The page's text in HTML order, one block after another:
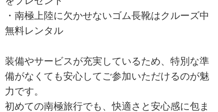
・南極上陸に欠かせないゴム長靴はクルーズ中
無料レンタル
装備やサービスが充実しているため、特別な準
備がなくても安心してご参加いただけるのが魅
力です。
初めての南極旅行でも、快適さと安心感に包ま